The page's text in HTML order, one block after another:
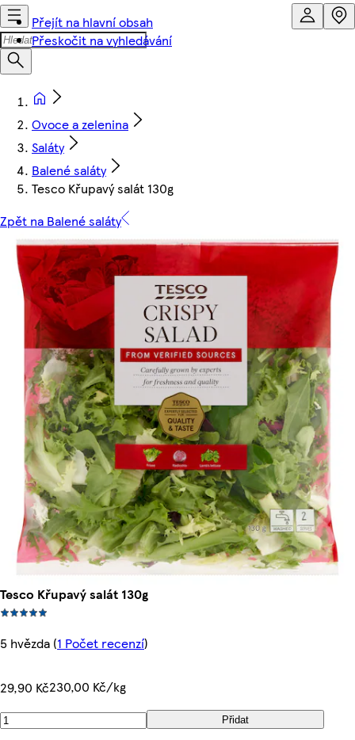
Přejít na hlavní obsah
Přeskočit na vyhledávání
Ovoce a zelenina
Saláty
Balené saláty
Tesco Křupavý salát 130g
Zpět na Balené saláty
Tesco Křupavý salát 130g
5 hvězda (1 Počet recenzí)
29,90 Kč230,00 Kč/kg
Přidat